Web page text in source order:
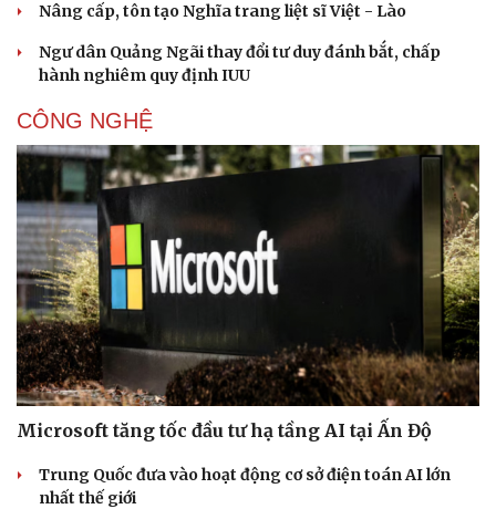
Nâng cấp, tôn tạo Nghĩa trang liệt sĩ Việt - Lào
Ngư dân Quảng Ngãi thay đổi tư duy đánh bắt, chấp
hành nghiêm quy định IUU
CÔNG NGHỆ
Microsoft tăng tốc đầu tư hạ tầng AI tại Ấn Độ
Trung Quốc đưa vào hoạt động cơ sở điện toán AI lớn
nhất thế giới